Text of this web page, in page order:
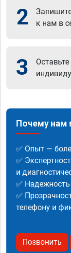
2
к нам в
3
Почему нам
✅ Опыт —
✅
и
✅
✅
телефону и
Позвонить